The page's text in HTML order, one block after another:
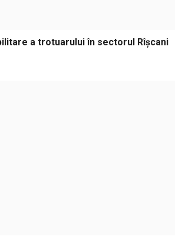
a trotuarului în sectorul Rîșcani